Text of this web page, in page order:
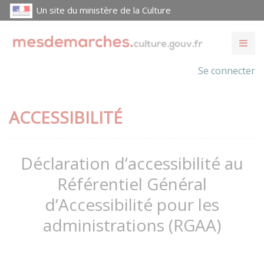
Un site du ministère de la Culture
Se connecter
ACCESSIBILITÉ
Déclaration d’accessibilité au
Référentiel Général
d’Accessibilité pour les
administrations (RGAA)